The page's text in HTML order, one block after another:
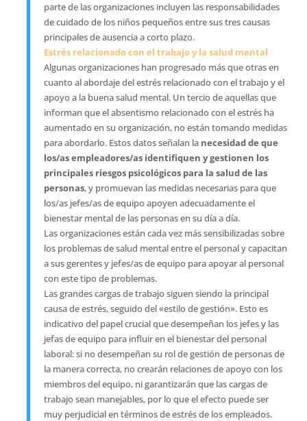
parte de las organizaciones incluyen las responsabilidades
de cuidado de los niños pequeños entre sus tres causas
principales de ausencia a corto plazo.
Estrés relacionado con el trabajo y la salud mental
Algunas organizaciones han progresado más que otras en
cuanto al abordaje del estrés relacionado con el trabajo y el
apoyo a la buena salud mental. Un tercio de aquellas que
informan que el absentismo relacionado con el estrés ha
aumentado en su organización, no están tomando medidas
para abordarlo. Estos datos señalan la necesidad de que
los/as empleadores/as identifiquen y gestionen los
principales riesgos psicológicos para la salud de las
personas, y promuevan las medidas necesarias para que
los/as jefes/as de equipo apoyen adecuadamente el
bienestar mental de las personas en su día a día.
Las organizaciones están cada vez más sensibilizadas sobre
los problemas de salud mental entre el personal y capacitan
a sus gerentes y jefes/as de equipo para apoyar al personal
con este tipo de problemas.
Las grandes cargas de trabajo siguen siendo la principal
causa de estrés, seguido del «estilo de gestión». Esto es
indicativo del papel crucial que desempeñan los jefes y las
jefas de equipo para influir en el bienestar del personal
laboral: si no desempeñan su rol de gestión de personas de
la manera correcta, no crearán relaciones de apoyo con los
miembros del equipo, ni garantizarán que las cargas de
trabajo sean manejables, por lo que el efecto puede ser
muy perjudicial en términos de estrés de los empleados.